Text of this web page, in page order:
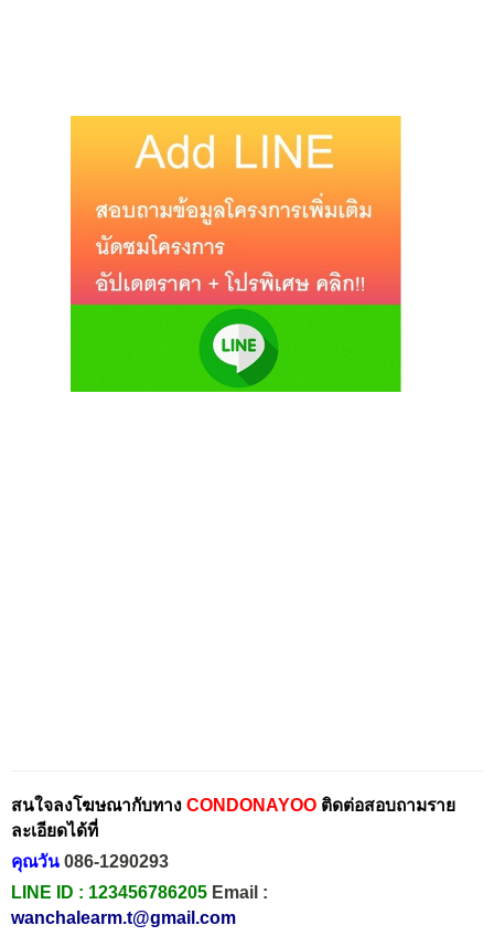
สนใจลงโฆษณากับทาง CONDONAYOO ติดต่อสอบถามราย
ละเอียดได้ที่
คุณวัน 086-1290293
LINE ID : 123456786205 Email :
wanchalearm.t@gmail.com